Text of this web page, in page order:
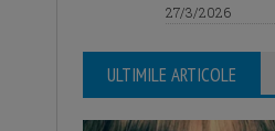
27/3/2026
ULTIMILE ARTICOLE